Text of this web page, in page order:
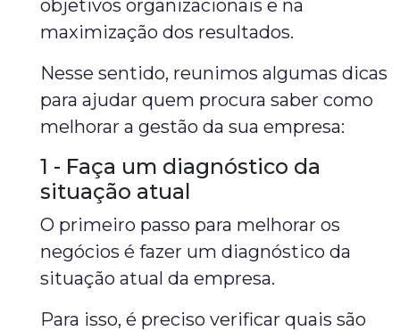
objetivos organizacionais e na
maximização dos resultados.
Nesse sentido, reunimos algumas dicas
para ajudar quem procura saber como
melhorar a gestão da sua empresa:
1 - Faça um diagnóstico da
situação atual
O primeiro passo para melhorar os
negócios é fazer um diagnóstico da
situação atual da empresa.
Para isso, é preciso verificar quais são